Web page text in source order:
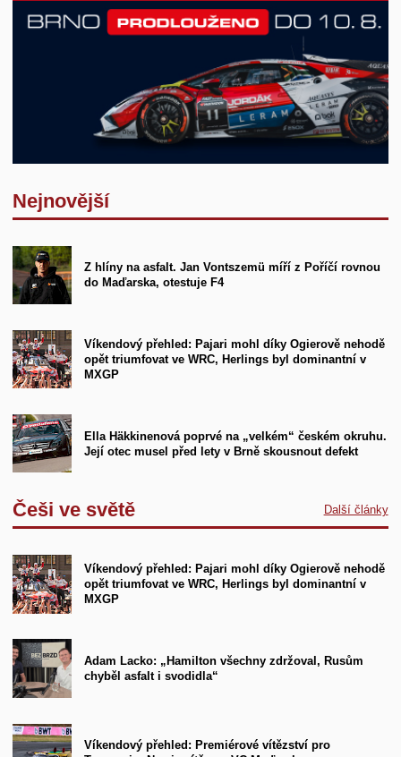
Nejnovější
Z hlíny na asfalt. Jan Vontszemü míří z Poříčí rovnou
do Maďarska, otestuje F4
Víkendový přehled: Pajari mohl díky Ogierově nehodě
opět triumfovat ve WRC, Herlings byl dominantní v
MXGP
Ella Häkkinenová poprvé na „velkém“ českém okruhu.
Její otec musel před lety v Brně skousnout defekt
Češi ve světě Další články
Víkendový přehled: Pajari mohl díky Ogierově nehodě
opět triumfovat ve WRC, Herlings byl dominantní v
MXGP
Adam Lacko: „Hamilton všechny zdržoval, Rusům
chyběl asfalt i svodidla“
Víkendový přehled: Premiérové vítězství pro